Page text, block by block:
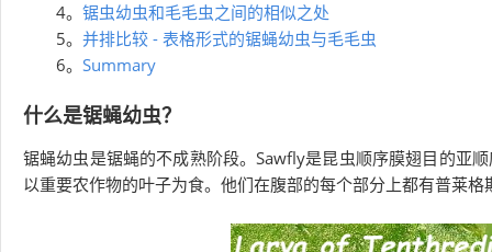
4。 锯虫幼虫和毛毛虫之间的相似之处
5。 并排比较 - 表格形式的锯蝇幼虫与毛毛虫
6。 Summary
什么是锯蝇幼虫？
锯蝇幼虫是锯蝇的不成熟阶段。Sawfly是昆虫顺序膜翅目的亚
以重要农作物的叶子为食。他们在腹部的每个部分上都有普莱格